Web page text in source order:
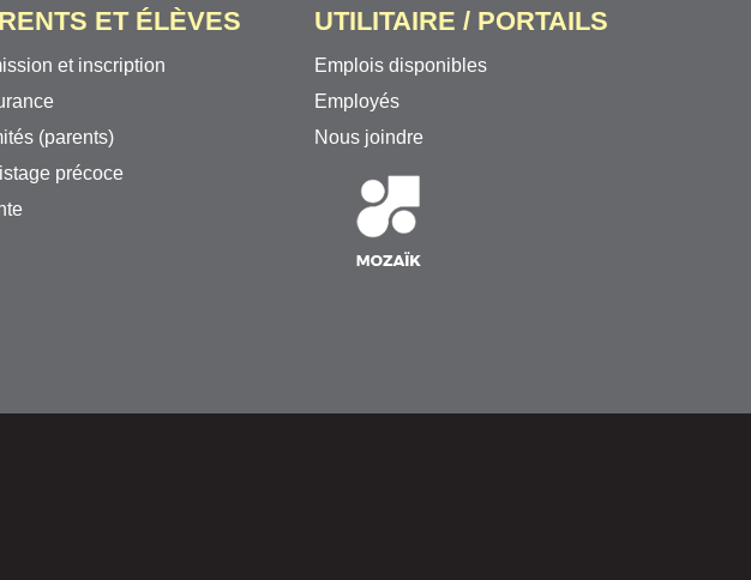
ET ÉLÈVES
et inscription
(parents)
précoce
UTILITAIRE / PORTAILS
Emplois disponibles
Employés
Nous joindre